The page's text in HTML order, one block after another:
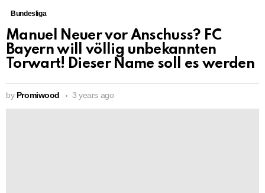
Bundesliga
Manuel Neuer vor Anschuss? FC
Bayern will völlig unbekannten
Torwart! Dieser Name soll es werden
by Promiwood 3 years ago